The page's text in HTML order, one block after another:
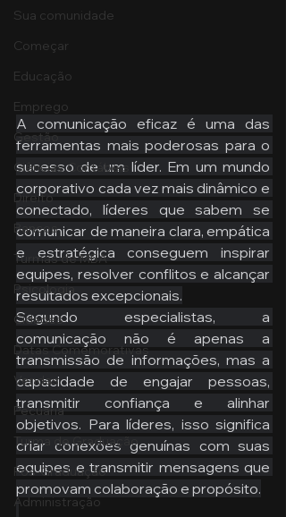
Sua comunidade
Começar
Educação
Emprego
Gestão
Ciências Contábeis
Direito
Bancos
Turmas de MBA
Psicologia
Cidades
Datas Comemorativas
Vendas
Pecuária
Turma de Graduação
Pós-Graduação
Administração
A comunicação eficaz é uma das
ferramentas mais poderosas para o
sucesso de um líder. Em um mundo
corporativo cada vez mais dinâmico e
conectado, líderes que sabem se
comunicar de maneira clara, empática
e estratégica conseguem inspirar
equipes, resolver conflitos e alcançar
resultados excepcionais.
Segundo especialistas, a
comunicação não é apenas a
transmissão de informações, mas a
capacidade de engajar pessoas,
transmitir confiança e alinhar
objetivos. Para líderes, isso significa
criar conexões genuínas com suas
equipes e transmitir mensagens que
promovam colaboração e propósito.